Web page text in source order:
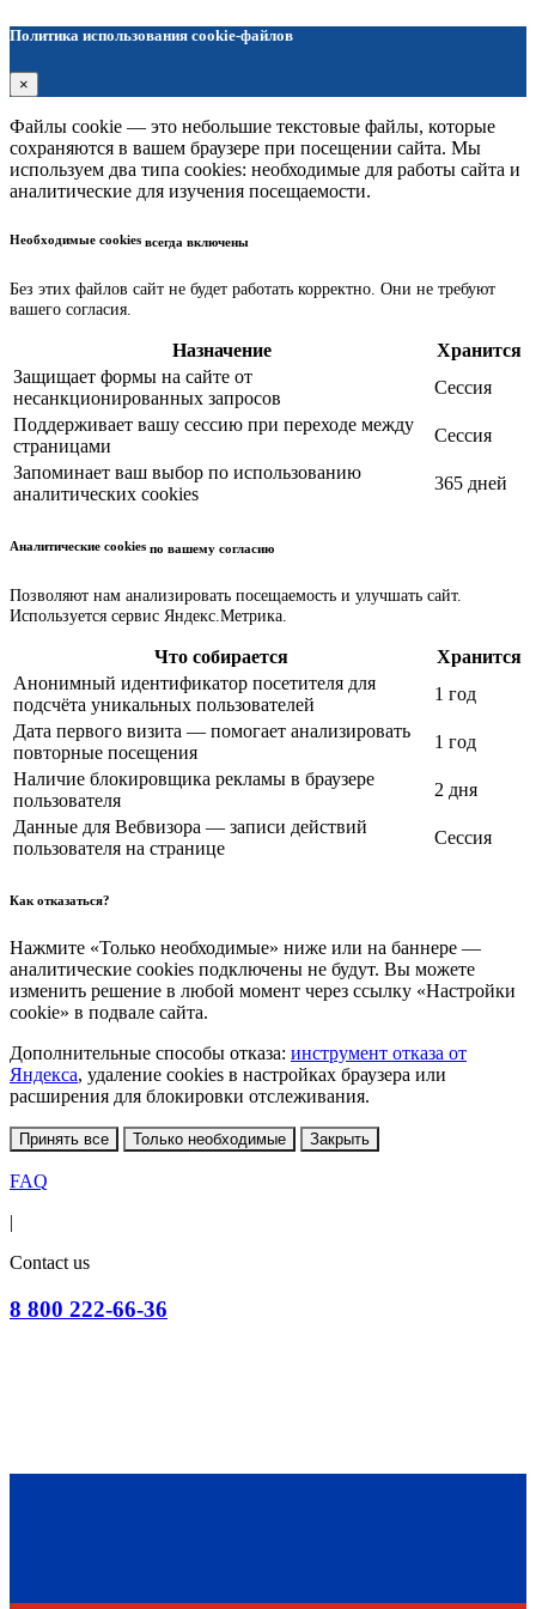
Политика использования cookie-файлов
×
Файлы cookie — это небольшие текстовые файлы, которые
сохраняются в вашем браузере при посещении сайта. Мы
используем два типа cookies: необходимые для работы сайта и
аналитические для изучения посещаемости.
Необходимые cookies всегда включены
Без этих файлов сайт не будет работать корректно. Они не требуют
вашего согласия.
Назначение
Хранится
Защищает формы на сайте от
несанкционированных запросов
Сессия
Поддерживает вашу сессию при переходе между
страницами
Сессия
Запоминает ваш выбор по использованию
аналитических cookies
365 дней
Аналитические cookies по вашему согласию
Позволяют нам анализировать посещаемость и улучшать сайт.
Используется сервис Яндекс.Метрика.
Что собирается
Хранится
Анонимный идентификатор посетителя для
подсчёта уникальных пользователей
1 год
Дата первого визита — помогает анализировать
повторные посещения
1 год
Наличие блокировщика рекламы в браузере
пользователя
2 дня
Данные для Вебвизора — записи действий
пользователя на странице
Сессия
Как отказаться?
Нажмите «Только необходимые» ниже или на баннере —
аналитические cookies подключены не будут. Вы можете
изменить решение в любой момент через ссылку «Настройки
cookie» в подвале сайта.
Дополнительные способы отказа: инструмент отказа от
Яндекса, удаление cookies в настройках браузера или
расширения для блокировки отслеживания.
Принять все Только необходимые Закрыть
FAQ
|
Contact us
8 800 222-66-36